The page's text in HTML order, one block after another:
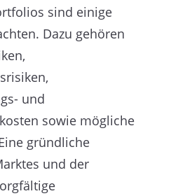
sind einige
Dazu gehören
und
sowie mögliche
gründliche
und der